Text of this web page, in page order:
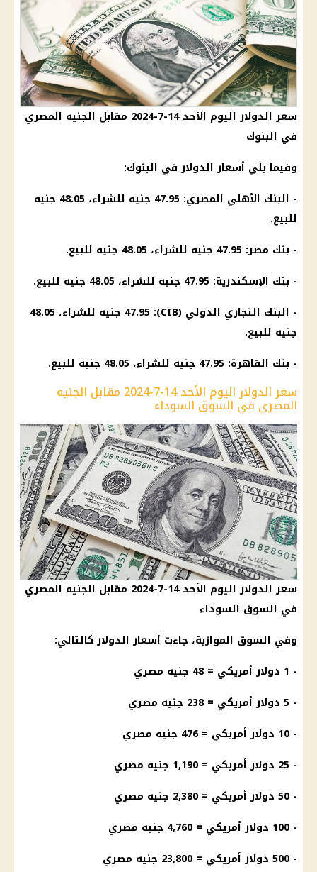
سعر الدولار اليوم الأحد 14-7-2024 مقابل الجنيه المصري
في البنوك
وفيما يلي أسعار الدولار في البنوك:
- البنك الأهلي المصري: 47.95 جنيه للشراء، 48.05 جنيه
للبيع.
- بنك مصر: 47.95 جنيه للشراء، 48.05 جنيه للبيع.
- بنك الإسكندرية: 47.95 جنيه للشراء، 48.05 جنيه للبيع.
- البنك التجاري الدولي (CIB): 47.95 جنيه للشراء، 48.05
جنيه للبيع.
- بنك القاهرة: 47.95 جنيه للشراء، 48.05 جنيه للبيع.
سعر الدولار اليوم الأحد 14-7-2024 مقابل الجنيه
المصري في السوق السوداء
سعر الدولار اليوم الأحد 14-7-2024 مقابل الجنيه المصري
في السوق السوداء
وفي السوق الموازية، جاءت أسعار الدولار كالتالي:
- 1 دولار أمريكي = 48 جنيه مصري
- 5 دولار أمريكي = 238 جنيه مصري
- 10 دولار أمريكي = 476 جنيه مصري
- 25 دولار أمريكي = 1,190 جنيه مصري
- 50 دولار أمريكي = 2,380 جنيه مصري
- 100 دولار أمريكي = 4,760 جنيه مصري
- 500 دولار أمريكي = 23,800 جنيه مصري